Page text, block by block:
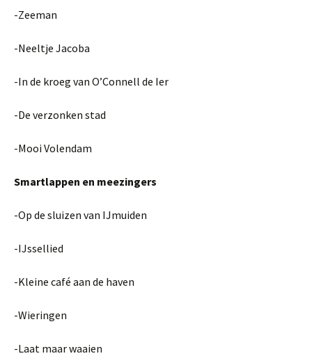
-Zeeman
-Neeltje Jacoba
-In de kroeg van O’Connell de Ier
-De verzonken stad
-Mooi Volendam
Smartlappen en meezingers
-Op de sluizen van IJmuiden
-IJssellied
-Kleine café aan de haven
-Wieringen
-Laat maar waaien